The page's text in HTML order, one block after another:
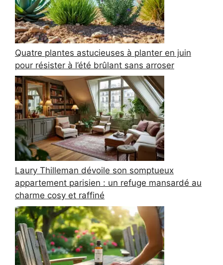
Quatre plantes astucieuses à planter en juin
pour résister à l’été brûlant sans arroser
Laury Thilleman dévoile son somptueux
appartement parisien : un refuge mansardé au
charme cosy et raffiné